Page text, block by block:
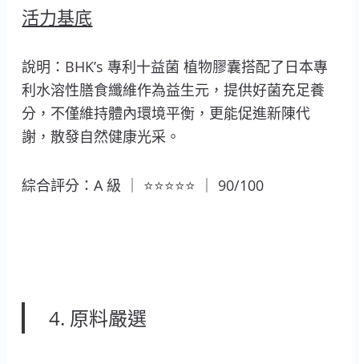
活力基底
說明：BHK’s 專利十益菌 植物膠囊搭配了日本專
利水溶性膳食纖維作為益生元，提供好菌充足養
分，不僅維持體內環境平衡，更能促進新陳代
謝，散發自然健康光采。
綜合評分：A 級 ｜ ⭐⭐⭐⭐⭐ ｜ 90/100
4. 原料嚴選